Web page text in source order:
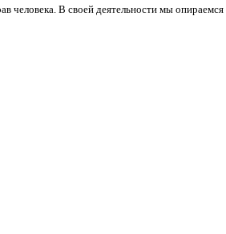
В своей деятельности мы